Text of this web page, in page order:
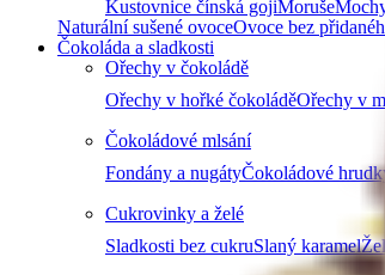
Kustovnice čínská gojiMoruše
Naturální sušené ovoceOvoce bez
Čokoláda a sladkosti
Ořechy v čokoládě
Ořechy v hořké čokoláděOřechy v
Čokoládové mlsání
Fondány a nugátyČokoládové
Cukrovinky a želé
Sladkosti bez cukruSlaný karamel